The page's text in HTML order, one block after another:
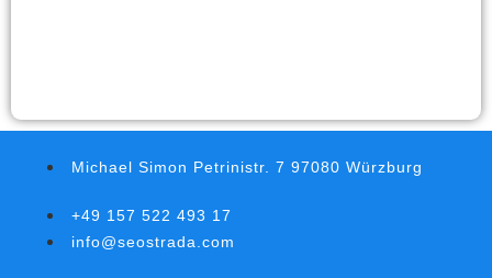
Michael Simon Petrinistr. 7 97080 Würzburg
+49 157 522 493 17
info@seostrada.com